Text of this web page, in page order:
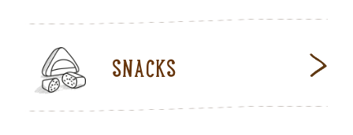
SNACKS